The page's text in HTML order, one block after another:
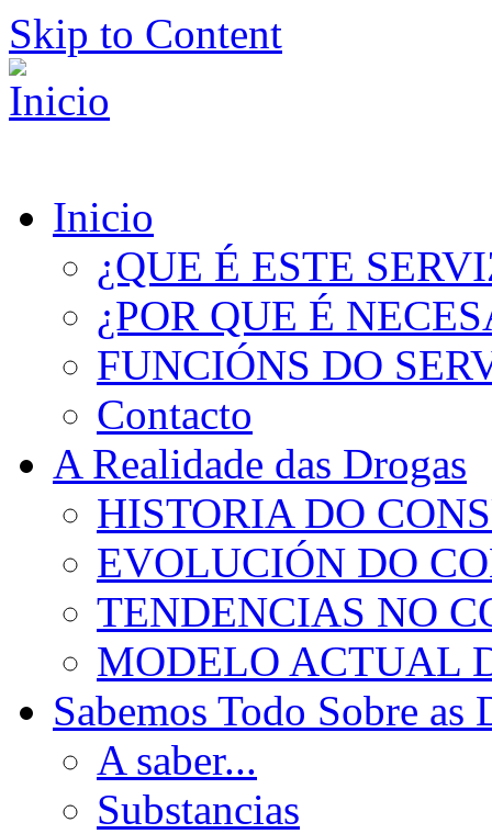
Skip to Content
Inicio
¿QUE É ESTE
¿POR QUE É
FUNCIÓNS DO
Contacto
A Realidade das Drogas
HISTORIA DO
EVOLUCIÓN DO
TENDENCIAS NO
MODELO ACTUAL
Sabemos Todo Sobre as
A saber...
Substancias